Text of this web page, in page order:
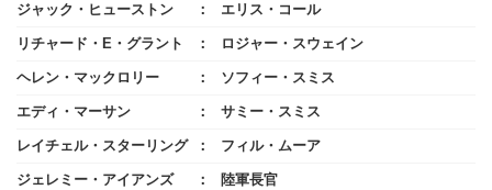
ジャック・ヒューストン エリス・コール
リチャード・E・グラント ロジャー・スウェイン
ヘレン・マックロリー ソフィー・スミス
エディ・マーサン サミー・スミス
レイチェル・スターリング フィル・ムーア
ジェレミー・アイアンズ 陸軍長官